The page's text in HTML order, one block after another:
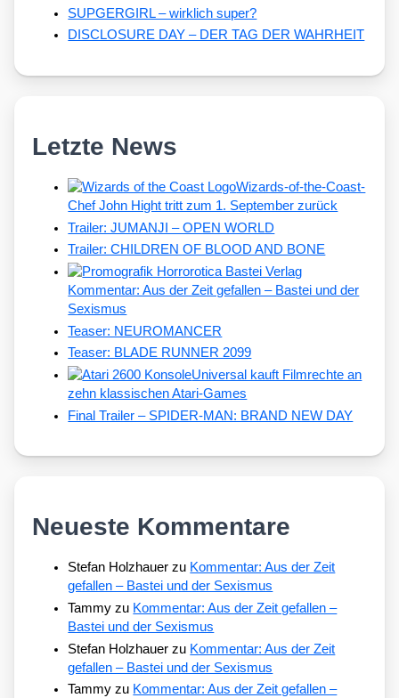
SUPGERGIRL – wirklich super?
DISCLOSURE DAY – DER TAG DER WAHRHEIT
Letzte News
Wizards-of-the-Coast-
Chef John Hight tritt zum 1. September zurück
Trailer: JUMANJI – OPEN WORLD
Trailer: CHILDREN OF BLOOD AND BONE
Kommentar: Aus der Zeit gefallen – Bastei und der
Sexismus
Teaser: NEUROMANCER
Teaser: BLADE RUNNER 2099
Universal kauft Filmrechte an
zehn klassischen Atari-Games
Final Trailer – SPIDER-MAN: BRAND NEW DAY
Neueste Kommentare
Stefan Holzhauer zu Kommentar: Aus der Zeit
gefallen – Bastei und der Sexismus
Tammy zu Kommentar: Aus der Zeit gefallen –
Bastei und der Sexismus
Stefan Holzhauer zu Kommentar: Aus der Zeit
gefallen – Bastei und der Sexismus
Tammy zu Kommentar: Aus der Zeit gefallen –